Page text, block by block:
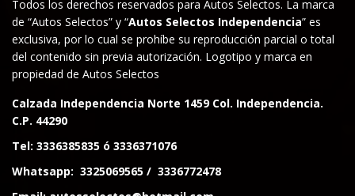
Todos los derechos reservados para Autos Selectos. La marca
de “Autos Selectos” y “Autos Selectos Independencia” es
exclusiva, por lo cual se prohíbe su reproducción parcial o total
del contenido sin previa autorización. Logotipo y marca en
propiedad de Autos Selectos
Calzada Independencia Norte 1459 Col. Independencia.
C.P. 44290
Tel: 3336385835 ó 3336371076
Whatsapp: 3325069565 / 3336772478